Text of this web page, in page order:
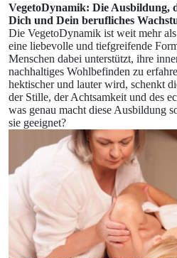
VegetoDynamik: Die Ausbildung,
Dich und Dein berufliches
Die VegetoDynamik ist weit mehr
eine liebevolle und tiefgreifende
Menschen dabei unterstützt, ihre
nachhaltiges Wohlbefinden zu
hektischer und lauter wird, schenkt
der Stille, der Achtsamkeit und des
was genau macht diese Ausbildung
sie geeignet?